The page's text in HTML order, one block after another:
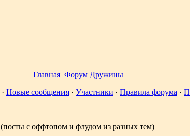
Главная| Форум Дружины
· Новые сообщения · Участники · Правила форума ·
(посты с оффтопом и флудом из разных тем)